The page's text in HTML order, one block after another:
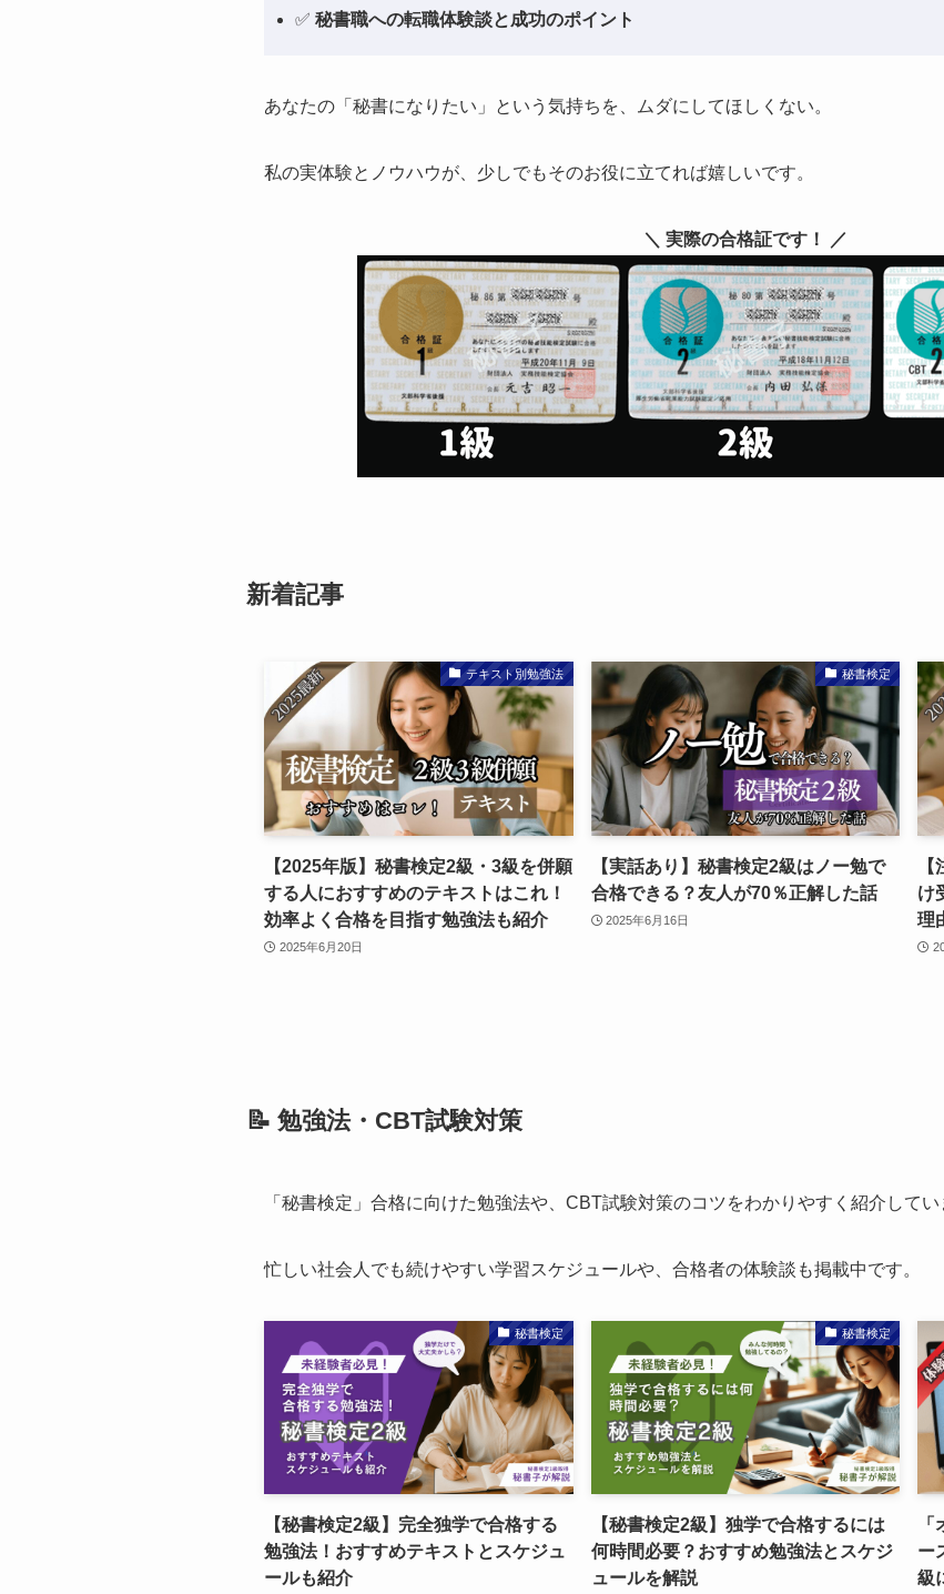
✅ 秘書職への転職体験談と成功のポイント
あなたの「秘書になりたい」という気持ちを、ムダにしてほしくない。
私の実体験とノウハウが、少しでもそのお役に立てれば嬉しいです。
＼ 実際の合格証です！ ／
新着記事
テキスト別勉強法
【2025年版】秘書検定2級・3級を併願
する人におすすめのテキストはこれ！
効率よく合格を目指す勉強法も紹介
2025年6月20日
秘書検定
【実話あり】秘書検定2級はノー勉で
合格できる？友人が70％正解した話
2025年6月16日
け
理
📝 勉強法・CBT試験対策
「秘書検定」合格に向けた勉強法や、CBT試験対策のコツをわかりやすく紹介してい
忙しい社会人でも続けやすい学習スケジュールや、合格者の体験談も掲載中です。
秘書検定
【秘書検定2級】完全独学で合格する
勉強法！おすすめテキストとスケジュ
ールも紹介
秘書検定
【秘書検定2級】独学で合格するには
何時間必要？おすすめ勉強法とスケジ
ュールを解説
ー
級